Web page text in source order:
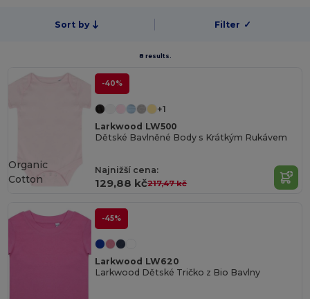
Sort by Filter ✓
8 results.
-40%
+1
Larkwood LW500
Dětské Bavlněné Body s Krátkým Rukávem
Najnižší cena:
129,88 kč217,47 kč
Organic
Cotton
-45%
Larkwood LW620
Larkwood Dětské Tričko z Bio Bavlny